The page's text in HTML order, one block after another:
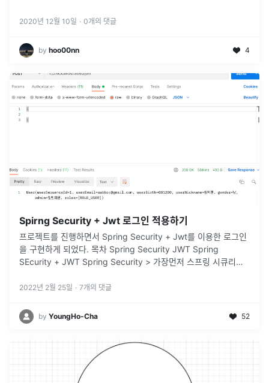
2020년 12월 10일 · 0개의 댓글
by hoo00nn 4
Spirng Security + Jwt 로그인 적용하기
프로젝트를 진행하면서 Spring Security + Jwt를 이용한 로그인
을 구현하게 되었다. 목차 Spring Security JWT Spring
SEcurity + JWT Spring Security > 가장먼저 스프링 시큐리티
2022년 2월 25일 · 7개의 댓글
by YoungHo-Cha 52